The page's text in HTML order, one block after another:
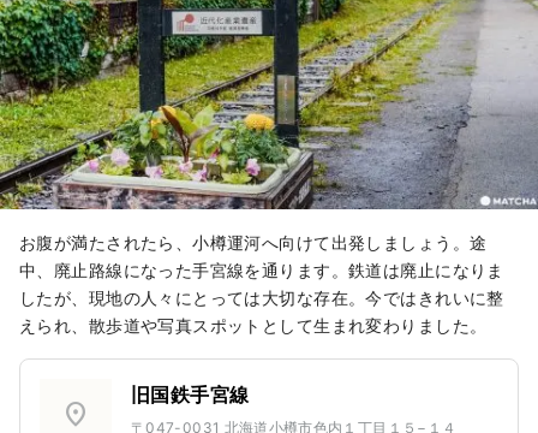
お腹が満たされたら、小樽運河へ向けて出発しましょう。途
中、廃止路線になった手宮線を通ります。鉄道は廃止になりま
したが、現地の人々にとっては大切な存在。今ではきれいに整
えられ、散歩道や写真スポットとして生まれ変わりました。
location_on
旧国鉄手宮線
〒047-0031 北海道小樽市色内１丁目１５−１４